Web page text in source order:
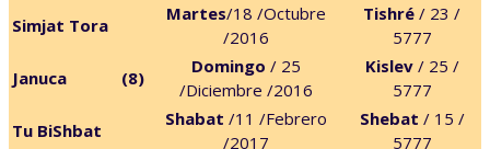
Simjat Tora
Martes/18 /Octubre
/2016
Tishré / 23 /
5777
Januca
(8)
Domingo / 25
/Diciembre /2016
Kislev / 25 /
5777
Tu BiShbat
Shabat /11 /Febrero
/2017
Shebat / 15 /
5777